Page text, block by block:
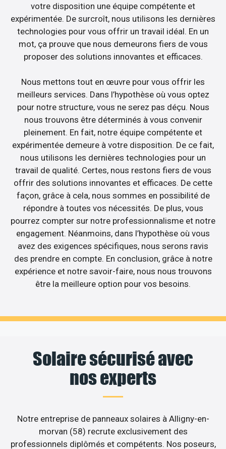
votre disposition une équipe compétente et
expérimentée. De surcroît, nous utilisons les dernières
technologies pour vous offrir un travail idéal. En un
mot, ça prouve que nous demeurons fiers de vous
proposer des solutions innovantes et efficaces.
Nous mettons tout en œuvre pour vous offrir les
meilleurs services. Dans l’hypothèse où vous optez
pour notre structure, vous ne serez pas déçu. Nous
nous trouvons être déterminés à vous convenir
pleinement. En fait, notre équipe compétente et
expérimentée demeure à votre disposition. De ce fait,
nous utilisons les dernières technologies pour un
travail de qualité. Certes, nous restons fiers de vous
offrir des solutions innovantes et efficaces. De cette
façon, grâce à cela, nous sommes en possibilité de
répondre à toutes vos nécessités. De plus, vous
pourrez compter sur notre professionnalisme et notre
engagement. Néanmoins, dans l’hypothèse où vous
avez des exigences spécifiques, nous serons ravis
des prendre en compte. En conclusion, grâce à notre
expérience et notre savoir-faire, nous nous trouvons
être la meilleure option pour vos besoins.
Solaire sécurisé avec
nos experts
Notre entreprise de panneaux solaires à Alligny-en-
morvan (58) recrute exclusivement des
professionnels diplômés et compétents. Nos poseurs,